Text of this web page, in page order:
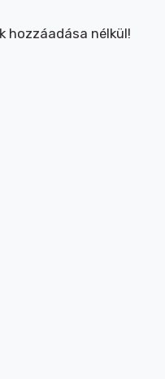
hozzáadása nélkül!